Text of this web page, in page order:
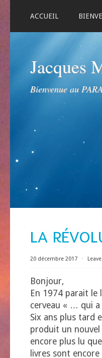
ACCUEIL
Jacques
Bienvenue au
LA
20 décembre 2017 ⋅
Bonjour,
En 1974 parait
cerveau « … qui a
Six ans plus tard
produit un
encore plus lu
livres sont encore